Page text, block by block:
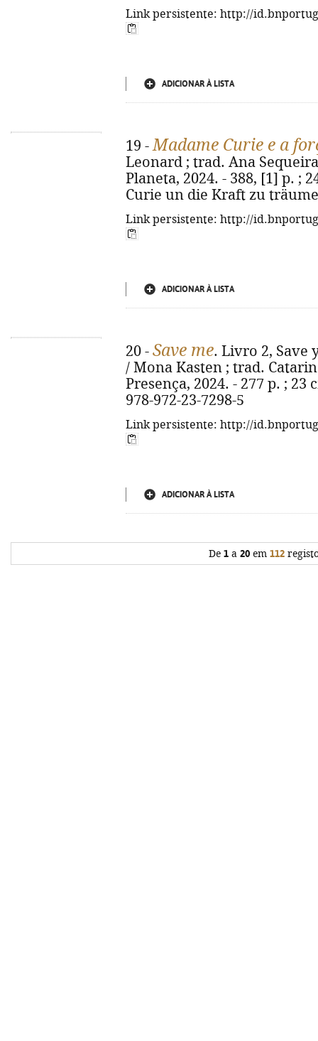
Link persistente: http://
ADICIONAR À LISTA
19 -Madame Curie e a
Leonard ; trad. Ana
Planeta, 2024. - 388, [1] p. ;
Curie un die Kraft zu
Link persistente: http://
ADICIONAR À LISTA
20 - Save me. Livro 2, Save
/ Mona Kasten ; trad.
Presença, 2024. - 277 p. ; 23
978-972-23-7298-5
Link persistente: http://
ADICIONAR À LISTA
De 1 a 20 em 112